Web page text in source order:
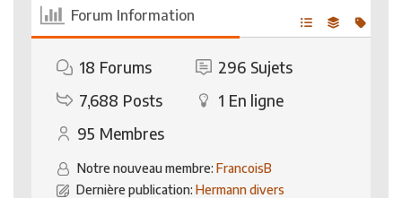
Forum Information
18 Forums 296 Sujets
7,688 Posts 1 En ligne
95 Membres
Notre nouveau membre: FrancoisB
Dernière publication: Hermann divers